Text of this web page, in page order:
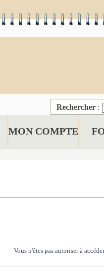
Rechercher :
MON COMPTE
Vous n'êtes pas autoriser à